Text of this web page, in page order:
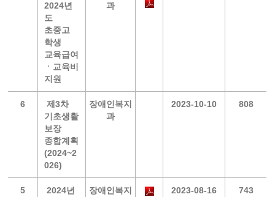
2024년
도
초중고
학생
교육급여
ㆍ교육비
지원
과
6
제3차
기초생활
보장
종합계획
(2024~2
026)
장애인복지
과
2023-10-10 808
5
2024년
장애인복지
2023-08-16 743